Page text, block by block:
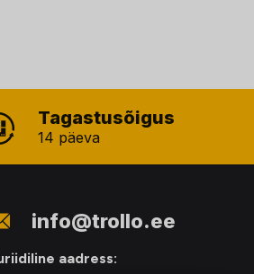
Tagastusõigus
14 päeva
info@trollo.ee
aadress: